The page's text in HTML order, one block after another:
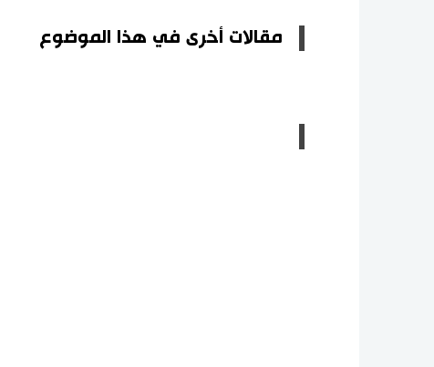
مقالات أخرى في هذا الموضوع